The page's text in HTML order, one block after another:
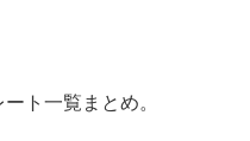
ト一覧まとめ。